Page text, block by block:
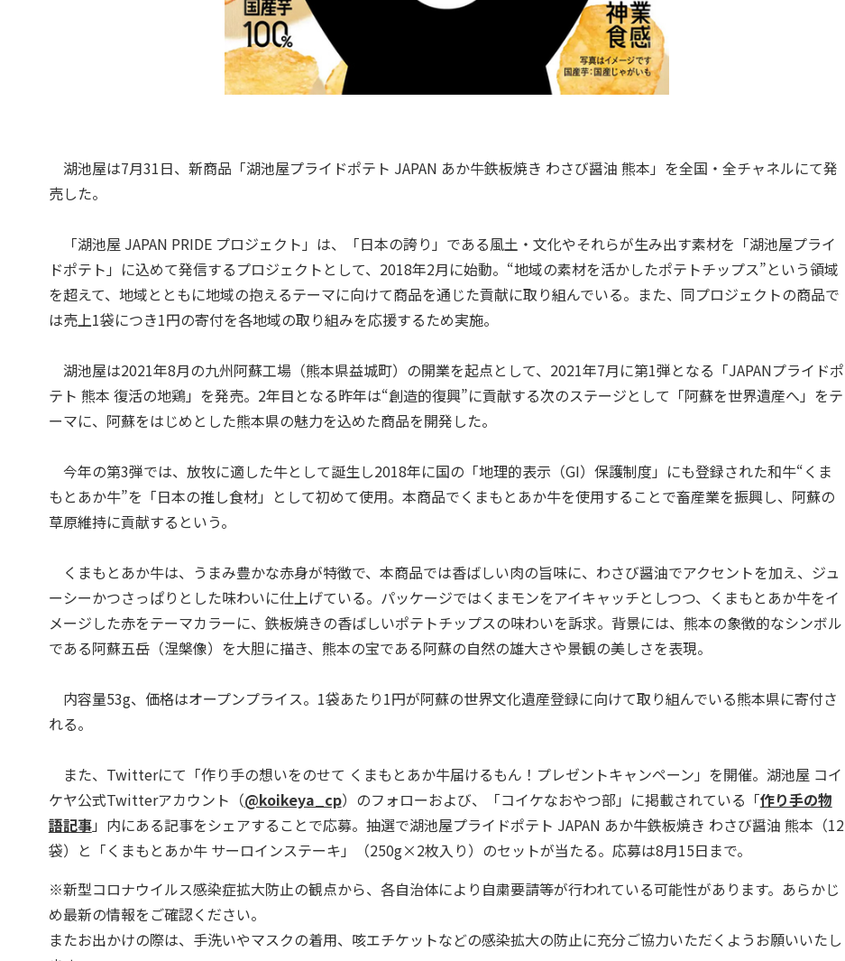
湖池屋は7月31日、新商品「湖池屋プライドポテト JAPAN あか牛鉄板焼き わさび醤油 熊本」を全国・全チャネルにて発
売した。
「湖池屋 JAPAN PRIDE プロジェクト」は、「日本の誇り」である風土・文化やそれらが生み出す素材を「湖池屋プライ
ドポテト」に込めて発信するプロジェクトとして、2018年2月に始動。“地域の素材を活かしたポテトチップス”という領域
を超えて、地域とともに地域の抱えるテーマに向けて商品を通じた貢献に取り組んでいる。また、同プロジェクトの商品で
は売上1袋につき1円の寄付を各地域の取り組みを応援するため実施。
湖池屋は2021年8月の九州阿蘇工場（熊本県益城町）の開業を起点として、2021年7月に第1弾となる「JAPANプライドポ
テト 熊本 復活の地鶏」を発売。2年目となる昨年は“創造的復興”に貢献する次のステージとして「阿蘇を世界遺産へ」をテ
ーマに、阿蘇をはじめとした熊本県の魅力を込めた商品を開発した。
今年の第3弾では、放牧に適した牛として誕生し2018年に国の「地理的表示（GI）保護制度」にも登録された和牛“くま
もとあか牛”を「日本の推し食材」として初めて使用。本商品でくまもとあか牛を使用することで畜産業を振興し、阿蘇の
草原維持に貢献するという。
くまもとあか牛は、うまみ豊かな赤身が特徴で、本商品では香ばしい肉の旨味に、わさび醤油でアクセントを加え、ジュ
ーシーかつさっぱりとした味わいに仕上げている。パッケージではくまモンをアイキャッチとしつつ、くまもとあか牛をイ
メージした赤をテーマカラーに、鉄板焼きの香ばしいポテトチップスの味わいを訴求。背景には、熊本の象徴的なシンボル
である阿蘇五岳（涅槃像）を大胆に描き、熊本の宝である阿蘇の自然の雄大さや景観の美しさを表現。
内容量53g、価格はオープンプライス。1袋あたり1円が阿蘇の世界文化遺産登録に向けて取り組んでいる熊本県に寄付さ
れる。
また、Twitterにて「作り手の想いをのせて くまもとあか牛届けるもん！プレゼントキャンペーン」を開催。湖池屋 コイ
ケヤ公式Twitterアカウント（@koikeya_cp）のフォローおよび、「コイケなおやつ部」に掲載されている「作り手の物
語記事」内にある記事をシェアすることで応募。抽選で湖池屋プライドポテト JAPAN あか牛鉄板焼き わさび醤油 熊本（12
袋）と「くまもとあか牛 サーロインステーキ」（250g×2枚入り）のセットが当たる。応募は8月15日まで。
※新型コロナウイルス感染症拡大防止の観点から、各自治体により自粛要請等が行われている可能性があります。あらかじ
め最新の情報をご確認ください。
またお出かけの際は、手洗いやマスクの着用、咳エチケットなどの感染拡大の防止に充分ご協力いただくようお願いいたし